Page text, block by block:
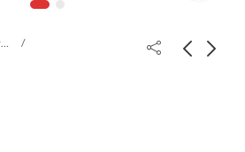
Balkan Pharmaceutical